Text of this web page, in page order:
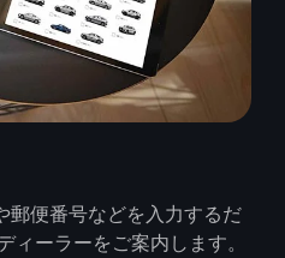
郵便番号などを入力するだ
ーラーをご案内します。